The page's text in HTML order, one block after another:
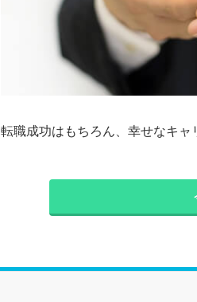
転職成功はもちろん、幸せなキ